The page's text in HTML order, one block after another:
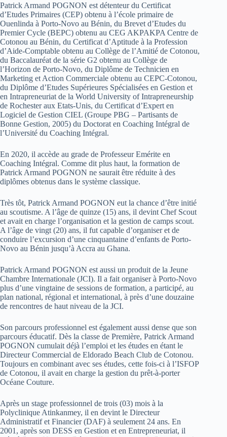
Patrick Armand POGNON est détenteur du Certificat
d’Etudes Primaires (CEP) obtenu à l’école primaire de
Ouenlinda à Porto-Novo au Bénin, du Brevet d’Etudes du
Premier Cycle (BEPC) obtenu au CEG AKPAKPA Centre de
Cotonou au Bénin, du Certificat d’Aptitude à la Profession
d’Aide-Comptable obtenu au Collège de l’Amitié de Cotonou,
du Baccalauréat de la série G2 obtenu au Collège de
l’Horizon de Porto-Novo, du Diplôme de Technicien en
Marketing et Action Commerciale obtenu au CEPC-Cotonou,
du Diplôme d’Etudes Supérieures Spécialisées en Gestion et
en Intrapreneuriat de la World University of Intrapreneurship
de Rochester aux Etats-Unis, du Certificat d’Expert en
Logiciel de Gestion CIEL (Groupe PBG – Partisants de
Bonne Gestion, 2005) du Doctorat en Coaching Intégral de
l’Université du Coaching Intégral.
En 2020, il accède au grade de Professeur Emérite en
Coaching Intégral. Comme dit plus haut, la formation de
Patrick Armand POGNON ne saurait être réduite à des
diplômes obtenus dans le système classique.
Très tôt, Patrick Armand POGNON eut la chance d’être initié
au scoutisme. A l’âge de quinze (15) ans, il devint Chef Scout
et avait en charge l’organisation et la gestion de camps scout.
A l’âge de vingt (20) ans, il fut capable d’organiser et de
conduire l’excursion d’une cinquantaine d’enfants de Porto-
Novo au Bénin jusqu’à Accra au Ghana.
Patrick Armand POGNON est aussi un produit de la Jeune
Chambre Internationale (JCI). Il a fait organiser à Porto-Novo
plus d’une vingtaine de sessions de formation, a participé, au
plan national, régional et international, à près d’une douzaine
de rencontres de haut niveau de la JCI.
Son parcours professionnel est également aussi dense que son
parcours éducatif. Dès la classe de Première, Patrick Armand
POGNON cumulait déjà l’emploi et les études en étant le
Directeur Commercial de Eldorado Beach Club de Cotonou.
Toujours en combinant avec ses études, cette fois-ci à l’ISFOP
de Cotonou, il avait en charge la gestion du prêt-à-porter
Océane Couture.
Après un stage professionnel de trois (03) mois à la
Polyclinique Atinkanmey, il en devint le Directeur
Administratif et Financier (DAF) à seulement 24 ans. En
2001, après son DESS en Gestion et en Entrepreneuriat, il